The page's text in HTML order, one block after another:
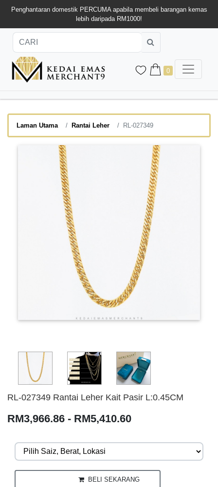
Penghantaran domestik PERCUMA apabila membeli barangan kemas
lebih daripada RM1000!
0
Laman Utama Rantai Leher RL-027349
RL-027349 Rantai Leher Kait Pasir L:0.45CM
RM3,966.86 - RM5,410.60
BELI SEKARANG